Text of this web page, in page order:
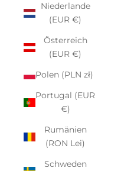
Niederlande
(EUR €)
Österreich
(EUR €)
Polen (PLN zł)
Portugal (EUR
€)
Rumänien
(RON Lei)
Schweden